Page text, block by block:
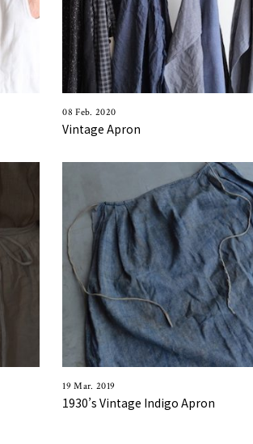
08 Feb. 2020
Vintage Apron
19 Mar. 2019
1930’s Vintage Indigo Apron